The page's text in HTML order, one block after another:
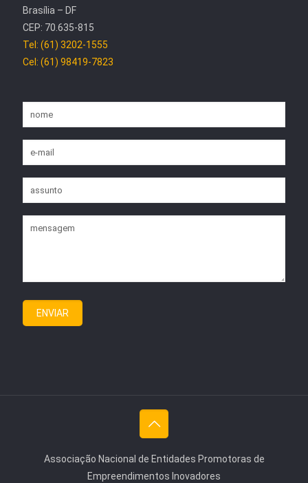
Brasília – DF
CEP: 70.635-815
Tel: (61) 3202-1555
Cel: (61) 98419-7823
Associação Nacional de Entidades Promotoras de
Empreendimentos Inovadores